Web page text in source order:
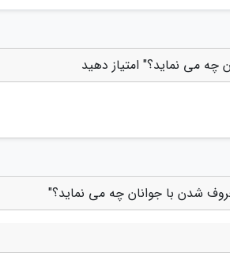
می نماید؟" امتیاز دهید
شدن با جوانان چه می نماید؟"